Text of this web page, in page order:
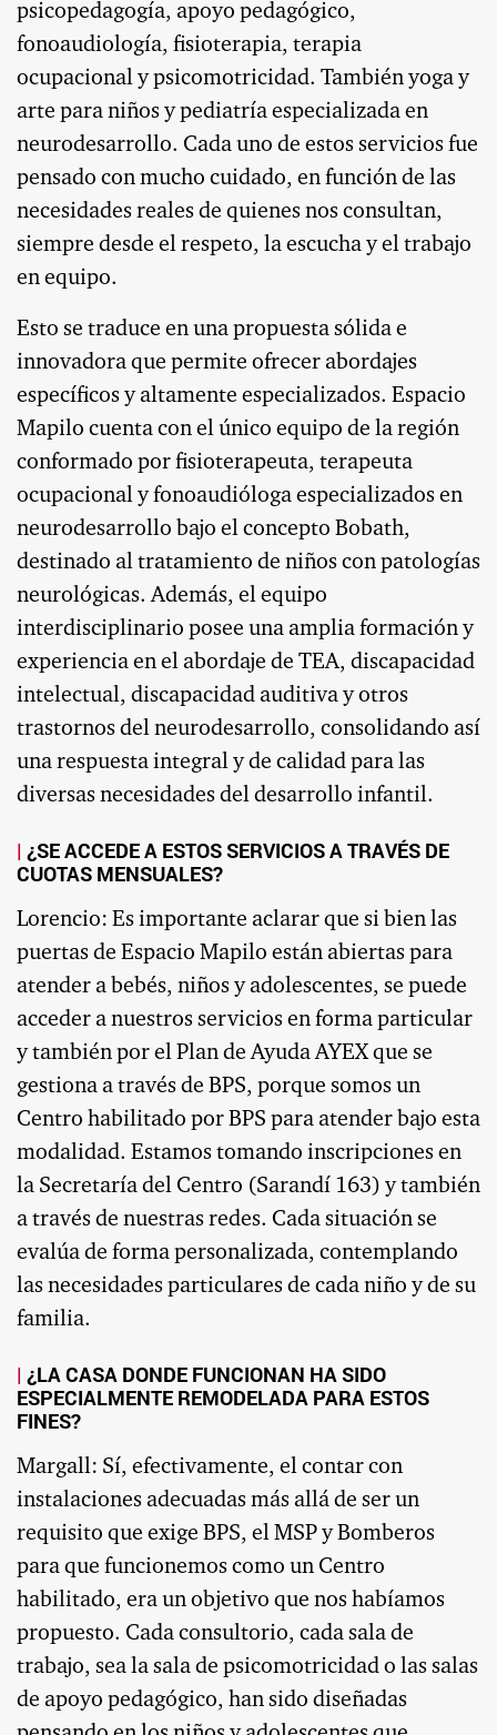
psicopedagogía, apoyo pedagógico,
fonoaudiología, fisioterapia, terapia
ocupacional y psicomotricidad. También yoga y
arte para niños y pediatría especializada en
neurodesarrollo. Cada uno de estos servicios fue
pensado con mucho cuidado, en función de las
necesidades reales de quienes nos consultan,
siempre desde el respeto, la escucha y el trabajo
en equipo.
Esto se traduce en una propuesta sólida e
innovadora que permite ofrecer abordajes
específicos y altamente especializados. Espacio
Mapilo cuenta con el único equipo de la región
conformado por fisioterapeuta, terapeuta
ocupacional y fonoaudióloga especializados en
neurodesarrollo bajo el concepto Bobath,
destinado al tratamiento de niños con patologías
neurológicas. Además, el equipo
interdisciplinario posee una amplia formación y
experiencia en el abordaje de TEA, discapacidad
intelectual, discapacidad auditiva y otros
trastornos del neurodesarrollo, consolidando así
una respuesta integral y de calidad para las
diversas necesidades del desarrollo infantil.
¿SE ACCEDE A ESTOS SERVICIOS A TRAVÉS DE
CUOTAS MENSUALES?
Lorencio: Es importante aclarar que si bien las
puertas de Espacio Mapilo están abiertas para
atender a bebés, niños y adolescentes, se puede
acceder a nuestros servicios en forma particular
y también por el Plan de Ayuda AYEX que se
gestiona a través de BPS, porque somos un
Centro habilitado por BPS para atender bajo esta
modalidad. Estamos tomando inscripciones en
la Secretaría del Centro (Sarandí 163) y también
a través de nuestras redes. Cada situación se
evalúa de forma personalizada, contemplando
las necesidades particulares de cada niño y de su
familia.
¿LA CASA DONDE FUNCIONAN HA SIDO
ESPECIALMENTE REMODELADA PARA ESTOS
FINES?
Margall: Sí, efectivamente, el contar con
instalaciones adecuadas más allá de ser un
requisito que exige BPS, el MSP y Bomberos
para que funcionemos como un Centro
habilitado, era un objetivo que nos habíamos
propuesto. Cada consultorio, cada sala de
trabajo, sea la sala de psicomotricidad o las salas
de apoyo pedagógico, han sido diseñadas